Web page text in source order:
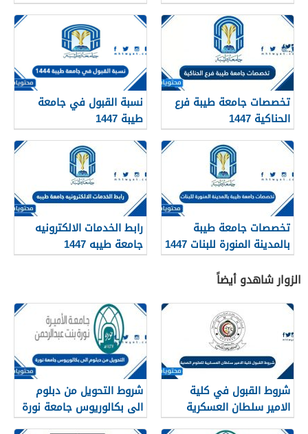
تخصصات جامعة طيبة فرع
الحناكية 1447
نسبة القبول في جامعة
طيبة 1447
تخصصات جامعة طيبة
بالمدينة المنورة للبنات 1447
رابط الخدمات الالكترونيه
جامعة طيبه 1447
الزوار شاهدو أيضاً
شروط القبول في كلية
الامير سلطان العسكرية
للعلوم الصحية 1448
شروط التحويل من دبلوم
الى بكالوريوس جامعة نورة
1448